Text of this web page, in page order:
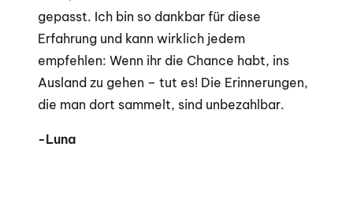
gepasst. Ich bin so dankbar für diese
Erfahrung und kann wirklich jedem
empfehlen: Wenn ihr die Chance habt, ins
Ausland zu gehen – tut es! Die Erinnerungen,
die man dort sammelt, sind unbezahlbar.
-Luna